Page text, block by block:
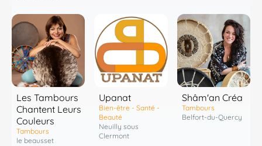
Les Tambours
Chantent Leurs
Couleurs
Tambours
le beausset
Upanat
Bien-être - Santé -
Beauté
Neuilly sous
Clermont
Shâm'an Créa
Tambours
Belfort-du-Quercy